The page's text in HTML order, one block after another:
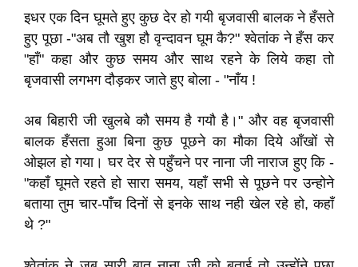
इधर एक दिन घूमते हुए कुछ देर हो गयी बृजवासी बालक ने हँसते
हुए पूछा -"अब तौ खुश हौ वृन्दावन घूम कै?" श्वेतांक ने हँस कर
"हाँ" कहा और कुछ समय और साथ रहने के लिये कहा तो
बृजवासी लगभग दौड़कर जाते हुए बोला - "नाँय !
अब बिहारी जी खुलबे कौ समय है गयौ है।" और वह बृजवासी
बालक हँसता हुआ बिना कुछ पूछने का मौका दिये आँखों से
ओझल हो गया। घर देर से पहुँचने पर नाना जी नाराज हुए कि -
"कहाँ घूमते रहते हो सारा समय, यहाँ सभी से पूछने पर उन्होने
बताया तुम चार-पाँच दिनों से इनके साथ नही खेल रहे हो, कहाँ
थे ?"